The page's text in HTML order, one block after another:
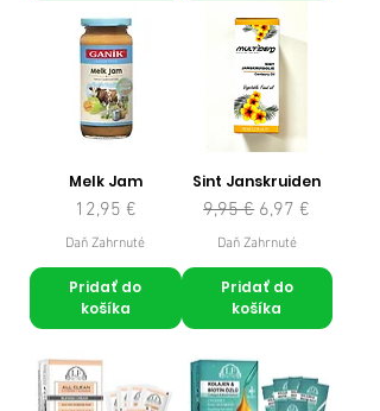
Melk Jam
Cena
12,95 €
Daň Zahrnuté
Pridať do
košíka
Sint Janskruiden
Normálna cena
9,95 € Zľavnená cena
6,97 €
Daň Zahrnuté
Pridať do
košíka